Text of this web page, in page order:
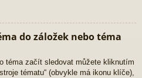
do záložek nebo téma
téma začít sledovat můžete kliknutím
tématu“ (obvykle má ikonu klíče),